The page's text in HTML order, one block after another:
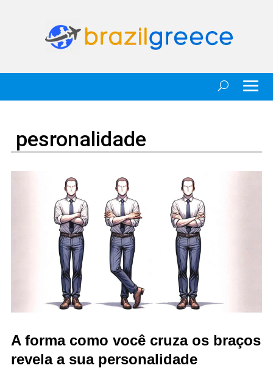
pesronalidade
A forma como você cruza os braços
revela a sua personalidade